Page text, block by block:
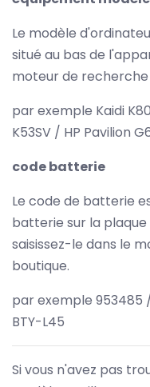
Le modèle
situé au bas de
moteur de recherche
par exemple Kaidi
K53SV / HP Pavilion
code batterie
Le code de batterie
batterie sur la plaque
saisissez-le dans le
boutique.
par exemple 953485
BTY-L45
Si vous n'avez pas